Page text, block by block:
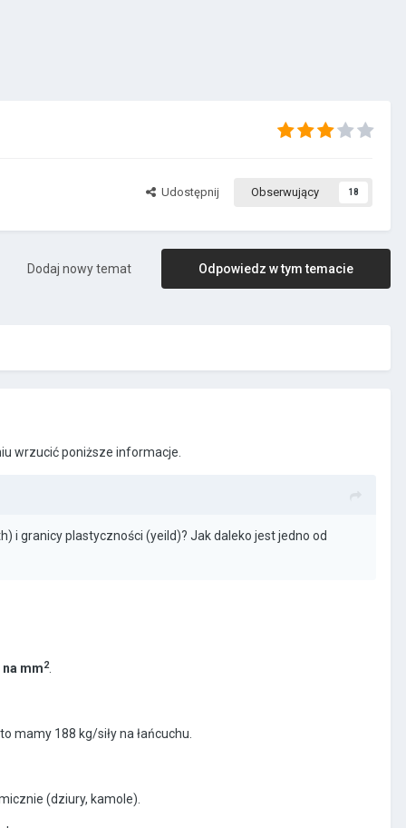
Udostępnij Obserwujący 18
Odpowiedz w tym temacie
Dodaj nowy temat
wrzucić poniższe informacje.
i granicy plastyczności (yeild)? Jak daleko jest jedno od
mm2.
mamy 188 kg/siły na łańcuchu.
(dziury, kamole).